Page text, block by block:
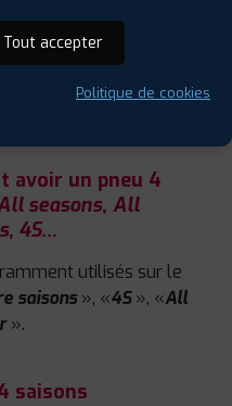
qui maintient
aux variations de
journées d'été
avoir un pneu 4
seasons, All
4S…
utilisés sur le
saisons », «4S», «All
».
saisons
Tout accepter
Politique de cookies